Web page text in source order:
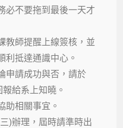
必不要拖到最後一天才
教師提醒上線簽核，並
利抵達通識中心。
申請成功與否，請於
給系上知曉。
助相關事宜。
)辦理，屆時請準時出